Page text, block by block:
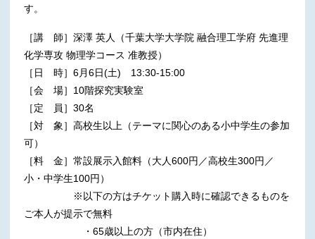
す。
［講 師］深澤 英人（千葉大学大学院 融合理工学府 先進理
化学専攻 物理学コース 准教授）
［日 時］6月6日(土) 13:30-15:00
［会 場］10階探究実験室
［定 員］30名
［対 象］高校生以上（テーマに関心のある小中学生の参加
可）
［料 金］常設展示入館料（大人600円／高校生300円／
小・中学生100円）
※以下の方はチケット購入時に確認できるものを
ご本人が提示で無料
・65歳以上の方（市内在住）